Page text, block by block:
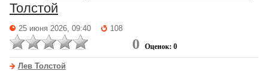
Толстой
25 июня 2026, 09:40 108
0 Оценок: 0
Лев Толстой